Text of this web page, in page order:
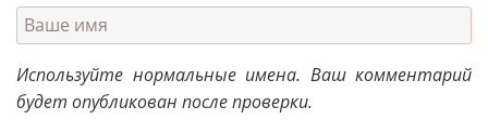
Используйте нормальные имена. Ваш комментарий
будет опубликован после проверки.